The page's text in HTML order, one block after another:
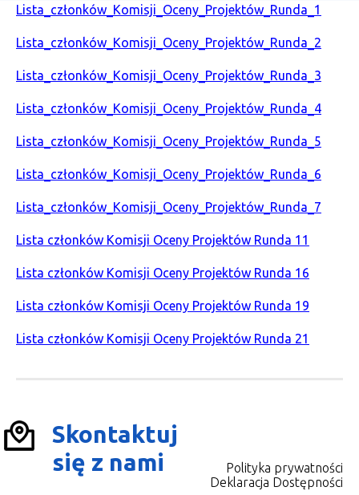
Lista_członków_Komisji_Oceny_Projektów_Runda_1
Lista_członków_Komisji_Oceny_Projektów_Runda_2
Lista_członków_Komisji_Oceny_Projektów_Runda_3
Lista_członków_Komisji_Oceny_Projektów_Runda_4
Lista_członków_Komisji_Oceny_Projektów_Runda_5
Lista_członków_Komisji_Oceny_Projektów_Runda_6
Lista_członków_Komisji_Oceny_Projektów_Runda_7
Lista członków Komisji Oceny Projektów Runda 11
Lista członków Komisji Oceny Projektów Runda 16
Lista członków Komisji Oceny Projektów Runda 19
Lista członków Komisji Oceny Projektów Runda 21
Skontaktuj
się z nami
Polityka prywatności
Deklaracja Dostępności